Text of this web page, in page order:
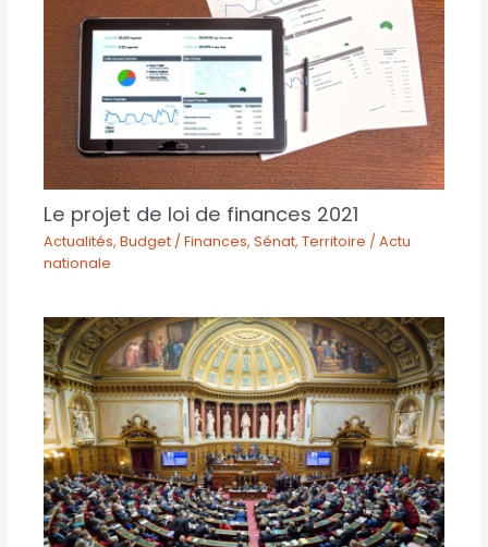
Le projet de loi de finances 2021
Actualités,Budget / Finances,Sénat,Territoire / Actu
nationale